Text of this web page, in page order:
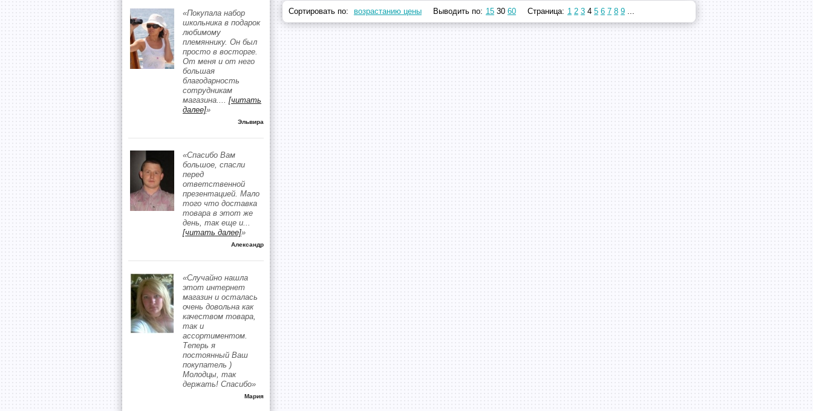
Сортировать по: возрастанию цены Выводить по: 1530 60 Страница: 1 2 34 5 6 7 8 9...
«Покупала набор
школьника в подарок
любимому
племяннику. Он был
просто в восторге.
От меня и от него
большая
благодарность
сотрудникам
магазина.... [читать
далее]»
Эльвира
«Спасибо Вам
большое, спасли
перед
ответственной
презентацией. Мало
того что доставка
товара в этот же
день, так еще и...
[читать далее]»
Александр
«Случайно нашла
этот интернет
магазин и осталась
очень довольна как
качеством товара,
так и
ассортиментом.
Теперь я
постоянный Ваш
покупатель )
Молодцы, так
держать! Спасибо»
Мария